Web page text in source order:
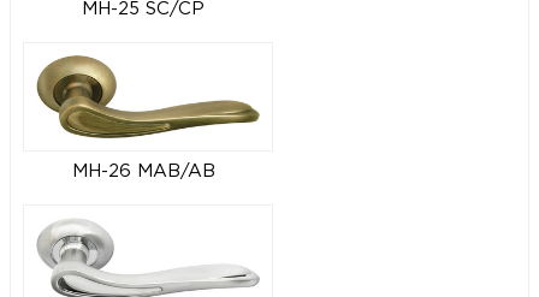
MH-25 SC/CP
MH-26 MAB/AB